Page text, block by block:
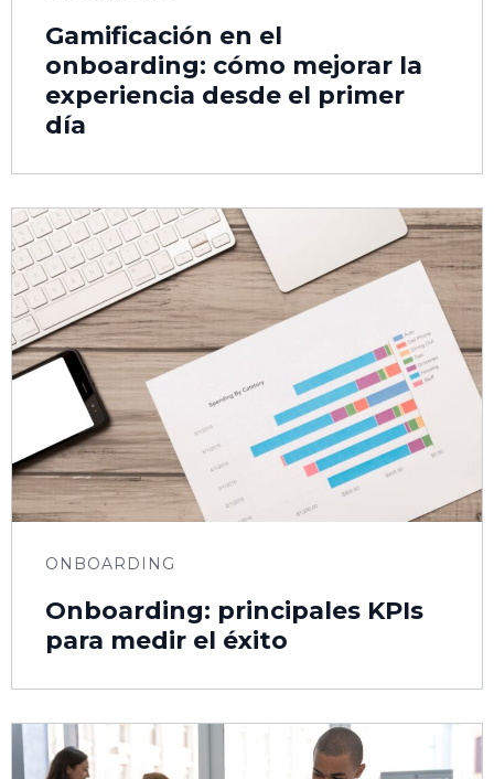
Gamificación en el
onboarding: cómo mejorar la
experiencia desde el primer
día
ONBOARDING
Onboarding: principales KPIs
para medir el éxito